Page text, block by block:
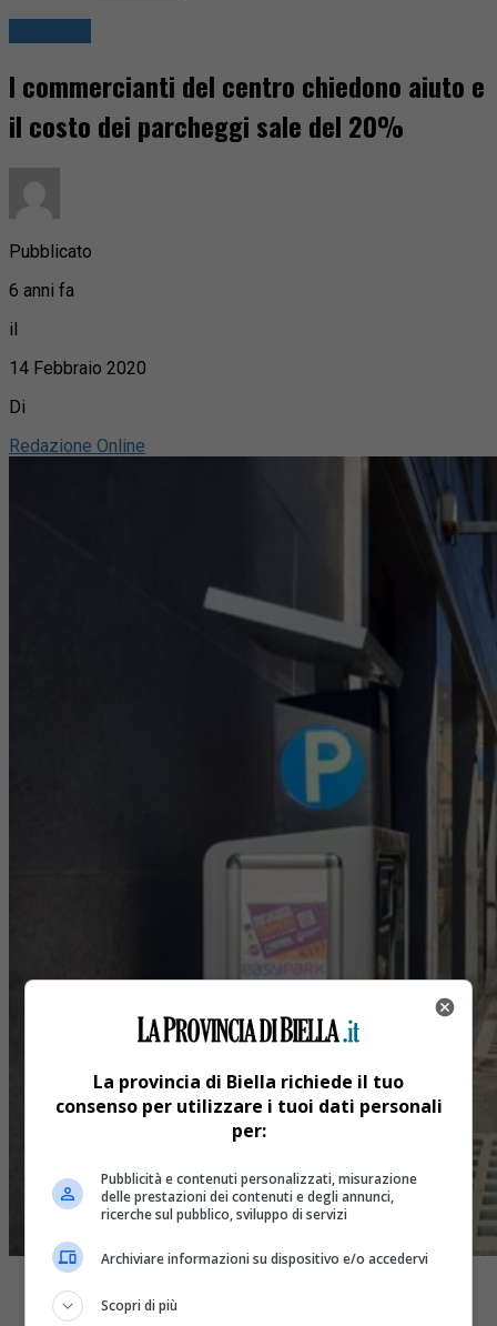
I commercianti del centro chiedono aiuto e
il costo dei parcheggi sale del 20%
Pubblicato
6 anni fa
il
14 Febbraio 2020
Di
Redazione Online
La provincia di Biella richiede il tuo
consenso per utilizzare i tuoi dati personali
per:
Pubblicità e contenuti personalizzati, misurazione
delle prestazioni dei contenuti e degli annunci,
ricerche sul pubblico, sviluppo di servizi
Archiviare informazioni su dispositivo e/o accedervi
Scopri di più